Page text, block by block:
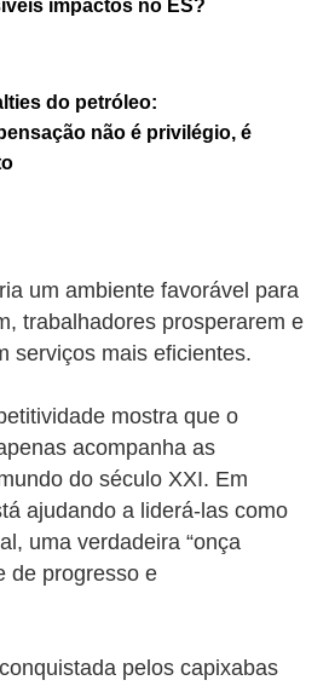
impactos no ES?
do petróleo:
não é privilégio, é
um ambiente favorável para
trabalhadores prosperarem e
serviços mais eficientes.
mostra que o
acompanha as
do século XXI. Em
ajudando a liderá-las como
uma verdadeira “onça
de progresso e
pelos capixabas